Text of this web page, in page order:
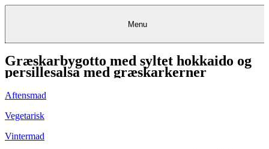
KantineKantineKantine
FrokostordningFrokostordningFrokostordning
CateringCatering&&EventsEventsCatering & Events
Madkurser
& Teambuilding
Opskrifter
RestauranterRestauranter&& BagerierBagerierRestauranter &
Bagerier
FoodserviceFoodserviceFoodservice
Detail
Projekter
rådgivning
Eventkalender
KøbKøbgavekortgavekortKøb gavekort
KundeserviceKundeserviceKundeservice
Menu
Græskarbygotto med syltet hokkaido og
persillesalsa med græskarkerner
Aftensmad
Vegetarisk
Vintermad